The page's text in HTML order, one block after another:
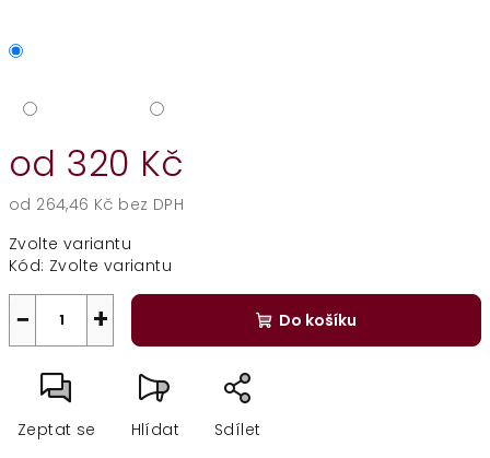
od 320 Kč
od 264,46 Kč bez DPH
cena:
Zvolte variantu
Kód: Zvolte variantu
+
− Do košíku
Zeptat se Hlídat Sdílet